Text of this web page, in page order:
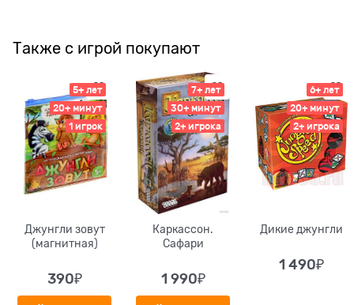
Также с игрой покупают
5+ лет
20+ минут
1 игрок
Джунгли зовут
(магнитная)
390₽
7+ лет
30+ минут
2+ игрока
Каркассон.
Сафари
1 990₽
6+ лет
20+ минут
2+ игрока
Дикие джунгли
1 490₽